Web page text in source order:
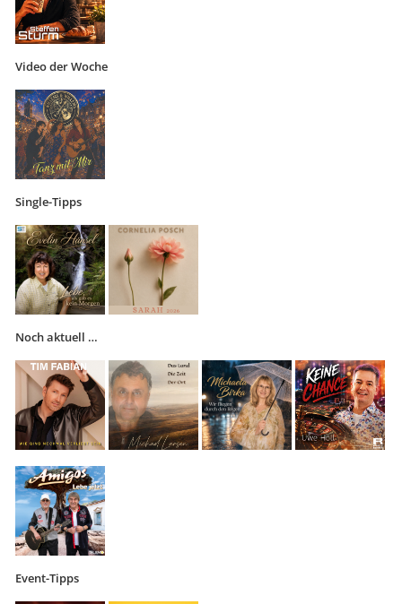
Video der Woche
Single-Tipps
Noch aktuell …
Event-Tipps